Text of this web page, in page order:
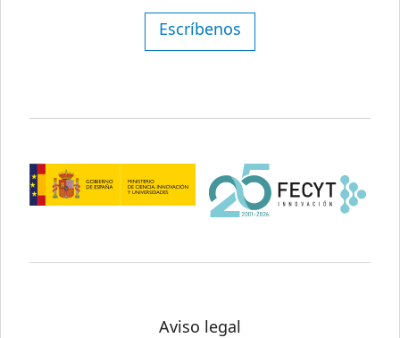
Escríbenos
Aviso legal